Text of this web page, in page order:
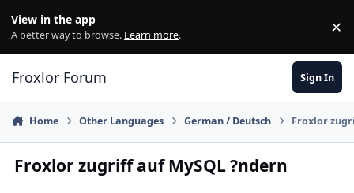
View in the app
A better way to browse. Learn more. ×
Froxlor Forum Sign In
Home Other Languages German / Deutsch Froxlor
Froxlor zugriff auf MySQL ?ndern